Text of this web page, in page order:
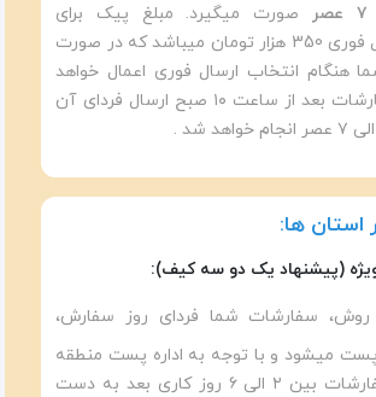
صورت میگیرد. مبلغ پیک برای
درخواست ارسال فوری 350 هزار تومان میباشد که در صورت
هنگام انتخاب ارسال فوری اعمال خواهد
شد. و برای سفارشات بعد از ساعت ۱۰ صبح ارسال فردای آن
استان ها:
(پیشنهاد یک دو سه کیف):
روش، سفارشات شما فردای روز سفارش،
پست میشود و با توجه به اداره پست منطقه
شما معمولا سفارشات بین ۲ الی ۶ روز کاری بعد به دست